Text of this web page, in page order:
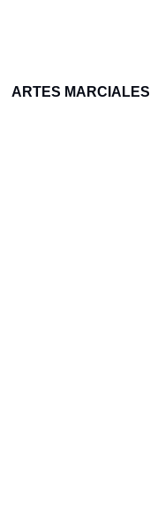
ARTES MARCIALES